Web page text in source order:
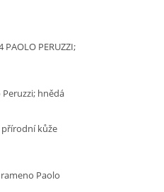
PERUZZI;
hnědá
přírodní kůže
Paolo